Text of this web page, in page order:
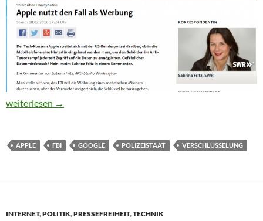
Selten inkompetenter Kommentar der ARD zu Hintertüren von
weiterlesen →
APPLE FBI GOOGLE POLIZEISTAAT VERSCHLÜSSELUNG
INTERNET,POLITIK,PRESSEFREIHEIT,TECHNIK